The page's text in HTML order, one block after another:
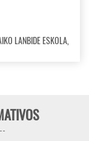
LANBIDE ESKOLA,